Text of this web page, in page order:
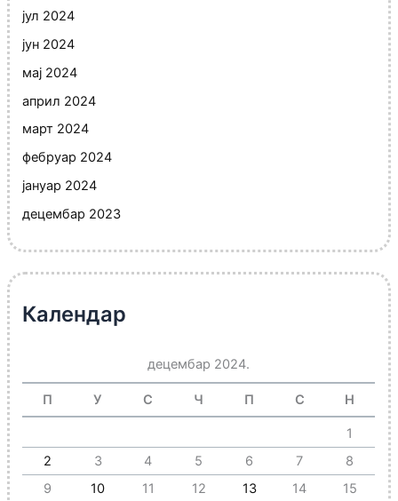
јул 2024
јун 2024
мај 2024
април 2024
март 2024
фебруар 2024
јануар 2024
децембар 2023
Календар
децембар 2024.
П У С Ч П С Н
1
2
3 4 5 6 7
8
9
10 11 12 13 14
15